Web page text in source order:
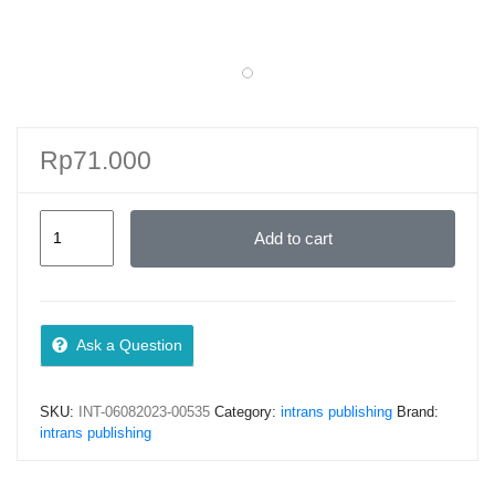
Rp71.000
Sumatera
quantity
Add to cart
Ask a Question
SKU: INT-06082023-00535 Category: intrans publishing Brand:
intrans publishing